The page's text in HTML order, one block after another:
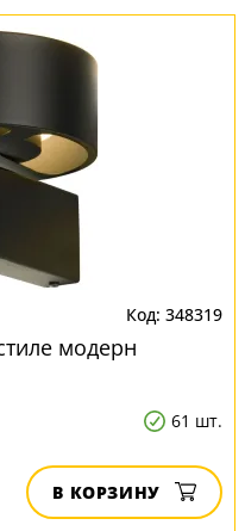
348319
модерн
61 шт.
В КОРЗИНУ